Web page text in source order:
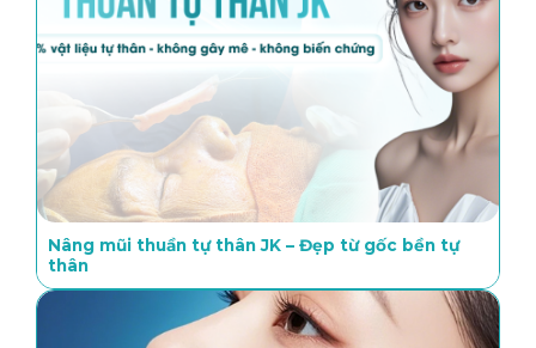
Nâng mũi thuần tự thân JK – Đẹp từ gốc bền tự
thân